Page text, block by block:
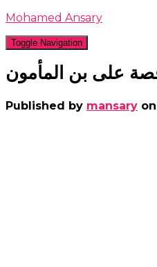
Mohamed Ansary
Toggle Navigation
على بن المأمون
Published by mansary on